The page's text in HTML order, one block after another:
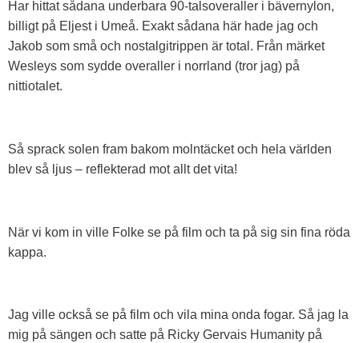
Har hittat sådana underbara 90-talsoveraller i bävernylon,
billigt på Eljest i Umeå. Exakt sådana här hade jag och
Jakob som små och nostalgitrippen är total. Från märket
Wesleys som sydde overaller i norrland (tror jag) på
nittiotalet.
Så sprack solen fram bakom molntäcket och hela världen
blev så ljus – reflekterad mot allt det vita!
När vi kom in ville Folke se på film och ta på sig sin fina röda
kappa.
Jag ville också se på film och vila mina onda fogar. Så jag la
mig på sängen och satte på Ricky Gervais Humanity på